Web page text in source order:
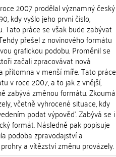
2007 prodělal významný český
kdy vyšlo jeho první číslo,
Tato práce se však bude zabývat
přešel z novinového formátu
grafickou podobu. Proměnil se
začali zpracovávat nová
přítomna v menší míře. Tato práce
v roce 2007, a to jak z vnější,
zabývá změnou formátu. Zkoumá
včetně vyhrocené situace, kdy
podat výpověď. Zabývá se i
formát. Následně pak popisuje
podoba zpravodajství a
a vítězství změnu provázely.